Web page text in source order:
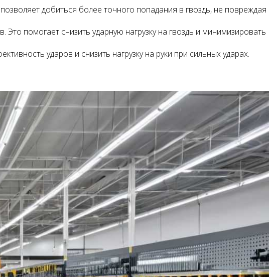
добиться более точного попадания в гвоздь, не повреждая
Это помогает снизить ударную нагрузку на гвоздь и минимизировать
ударов и снизить нагрузку на руки при сильных ударах.